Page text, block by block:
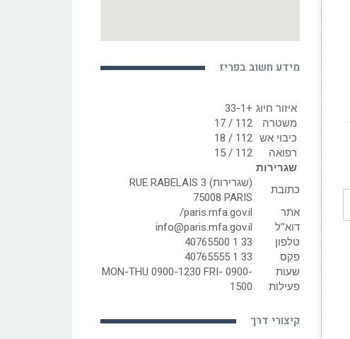
מידע חשוב בפריז
איזור חיוג +33-1
משטרה
112 / 17
כיבוי אש 112 / 18
רפואה
112 / 15
שגרירות
כתובת
(שגרירות) RUE RABELAIS 3
75008 PARIS
אתר
paris.mfa.gov.il/
דוא’’ל
info@paris.mfa.gov.il
טלפון
33 1 40765500
פקס
33 1 40765555
שעות
פעילות
MON-THU 0900-1230 FRI- 0900-
1500
קיצורי דרך